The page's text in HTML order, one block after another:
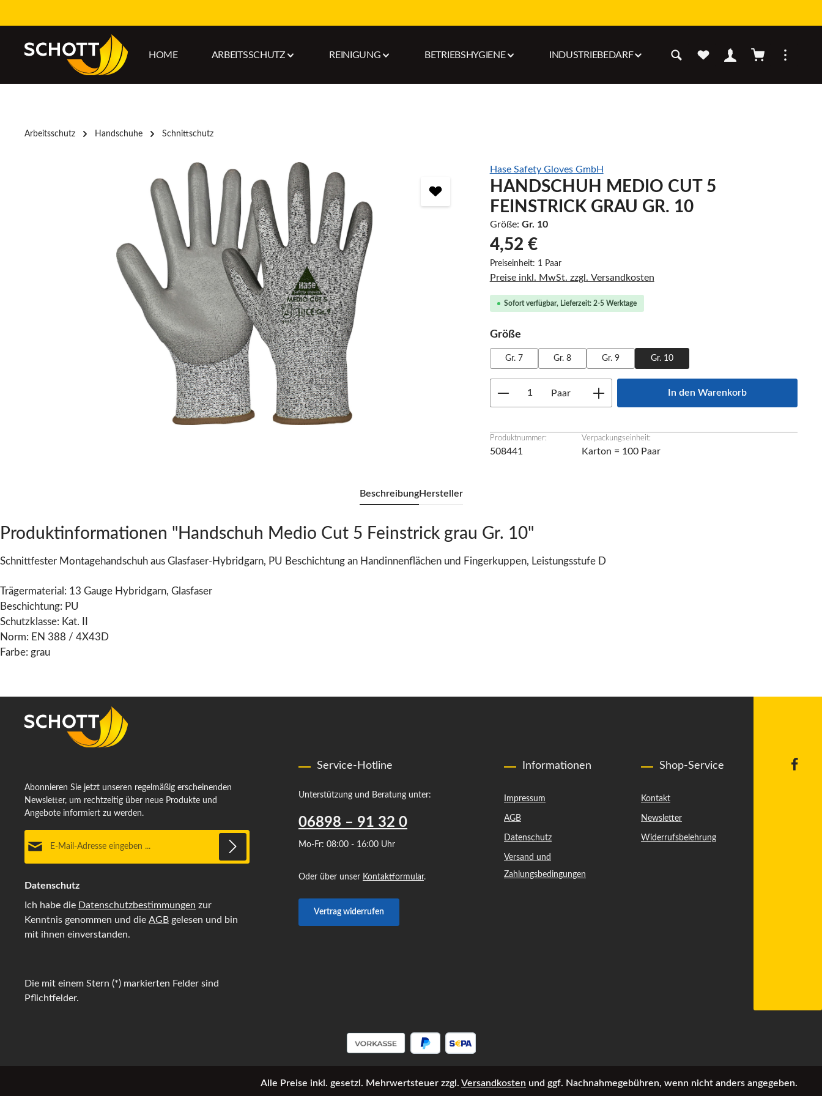
HOME ARBEITSSCHUTZ REINIGUNG BETRIEBSHYGIENE INDUSTRIEBEDARF
Warenkorb
Arbeitsschutz Handschuhe Schnittschutz
Hase Safety Gloves GmbH
HANDSCHUH MEDIO CUT 5
FEINSTRICK GRAU GR. 10
Größe: Gr. 10
4,52 €
Preiseinheit: 1 Paar
Preise inkl. MwSt. zzgl. Versandkosten
Sofort verfügbar, Lieferzeit: 2-5 Werktage
Größeauswählen
Gr. 7 Gr. 8 Gr. 9 Gr. 10
Produkt Anzahl: Gib den gewünschten Wert ein
Paar In den Warenkorb
Produktnummer:
508441
Verpackungseinheit:
Karton = 100 Paar
BeschreibungHersteller
Produktinformationen "Handschuh Medio Cut 5 Feinstrick grau Gr. 10"
Schnittfester Montagehandschuh aus Glasfaser-Hybridgarn, PU Beschichtung an Handinnenflächen und Fingerkuppen, Leistungsstufe D
Trägermaterial: 13 Gauge Hybridgarn, Glasfaser
Beschichtung: PU
Schutzklasse: Kat. II
Norm: EN 388 / 4X43D
Farbe: grau
Abonnieren Sie jetzt unseren regelmäßig erscheinenden
Newsletter, um rechtzeitig über neue Produkte und
Angebote informiert zu werden.
Datenschutz
Ich habe die Datenschutzbestimmungen zur
Kenntnis genommen und die AGB gelesen und bin
mit ihnen einverstanden.
Die mit einem Stern (*) markierten Felder sind
Pflichtfelder.
Service-Hotline
Unterstützung und Beratung unter:
06898 – 91 32 0
Mo-Fr: 08:00 - 16:00 Uhr
Oder über unser Kontaktformular.
Vertrag widerrufen
Informationen
Impressum
AGB
Datenschutz
Versand und
Zahlungsbedingungen
Shop-Service
Kontakt
Newsletter
Widerrufsbelehrung
Alle Preise inkl. gesetzl. Mehrwertsteuer zzgl. Versandkosten und ggf. Nachnahmegebühren, wenn nicht anders angegeben.